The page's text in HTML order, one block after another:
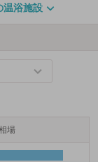
温浴施設
場